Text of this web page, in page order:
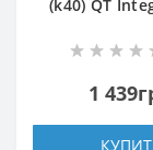
(k40) QT
1